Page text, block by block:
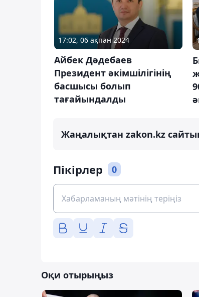
17:02, 06 ақпан 2024
Айбек Дәдебаев
Президент әкімшілігінің
басшысы болып
тағайындалды
Жаңалықтан zakon.kz
Пікірлер 0
Оқи отырыңыз